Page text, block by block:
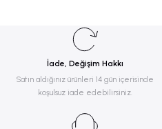
İade, Değişim Hakkı
Satın aldığınız ürünleri 14 gün içerisinde
koşulsuz iade edebilirsiniz.